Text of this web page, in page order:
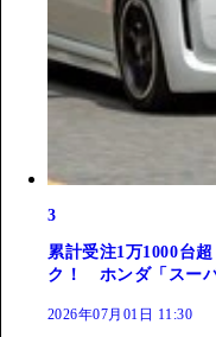
3
累計受注1万1000台
ク！ ホンダ「スー
2026年07月01日 11:30